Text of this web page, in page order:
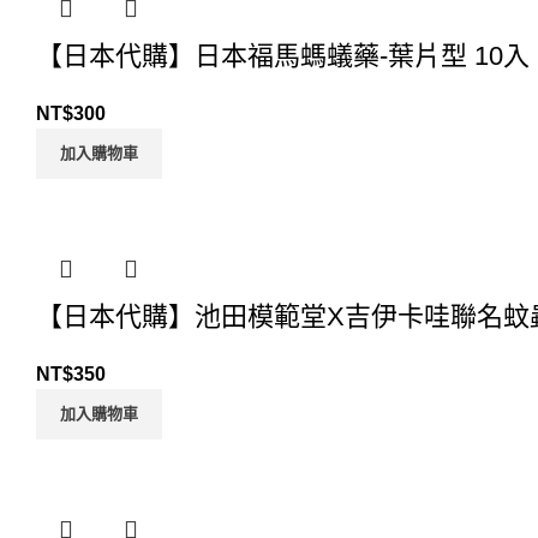
【日本代購】日本福馬螞蟻藥-葉片型 10入
NT$300
加入購物車
【日本代購】池田模範堂X吉伊卡哇聯名
NT$350
加入購物車